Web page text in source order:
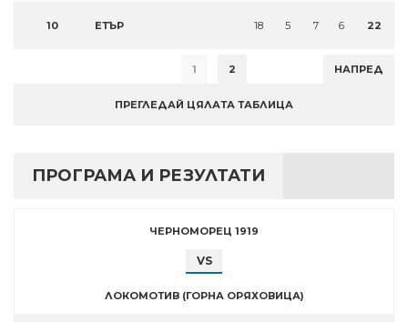
10 ЕТЪР 18 5 7 6 22
1 2 НАПРЕД
ПРЕГЛЕДАЙ ЦЯЛАТА ТАБЛИЦА
ПРОГРАМА И РЕЗУЛТАТИ
ЧЕРНОМОРЕЦ 1919
VS
ЛОКОМОТИВ (ГОРНА ОРЯХОВИЦА)